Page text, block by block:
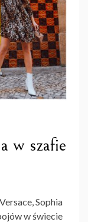
w szafie
Sophia
w świecie